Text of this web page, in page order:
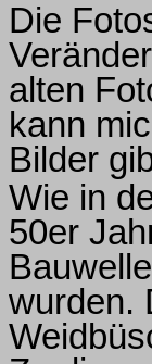
Die
alten
kann
Bilder
Wie in
50er
wurden.